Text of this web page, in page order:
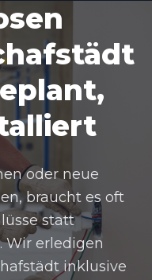
oder neue
braucht es oft
statt
Wir erledigen
inklusive